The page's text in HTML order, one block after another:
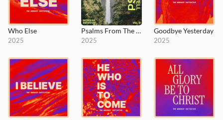
Who Else
2025
Psalms From The Well, Vol. 3
2025
Goodbye Yesterday
2025